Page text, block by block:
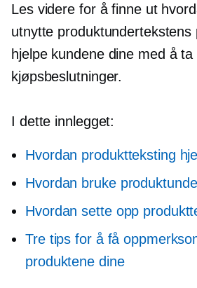
Les videre for å finne ut
utnytte produktundertekstens
hjelpe kundene dine med å
kjøpsbeslutninger.
I dette innlegget:
Hvordan produktteksting
Hvordan bruke
Hvordan sette opp
Tre tips for å få
produktene dine